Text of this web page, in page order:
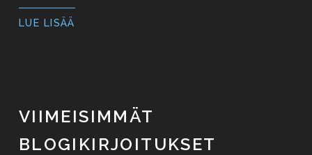
LUE LISÄÄ
VIIMEISIMMÄT
BLOGIKIRJOITUKSET